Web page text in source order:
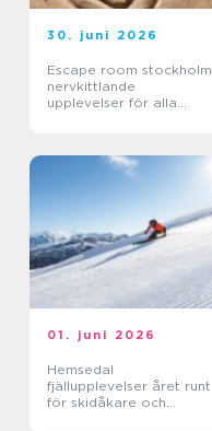
30. juni 2026
Escape room stockholm
nervkittlande
upplevelser för alla
01. juni 2026
Hemsedal
fjällupplevelser året runt
för skidåkare och